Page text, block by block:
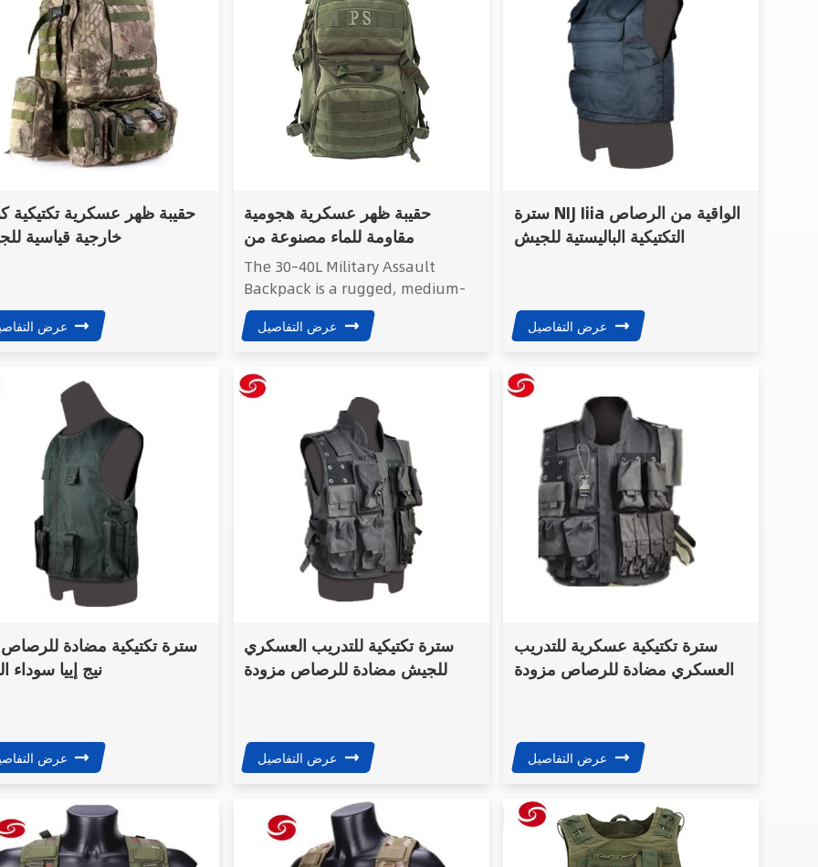
outdoor adventures.
حقيبة ظهر عسكرية تكتيكية
خارجية قياسية
عرض
حقيبة ظهر عسكرية هجومية
مقاومة للماء مصنوعة من
البوليستر 600d، باللون الأخضر
العسكري
The 30–40L Military Assault
Backpack is a rugged, medium-
capacity tactical pack designed
for outdoor adventures,
field applications. Built from
durable 600D polyester with a
water-resistant finish, it
combines practical storage,
ergonomic comfort, and a
modern laser-cut MOLLE system
for modular gear organization.
عرض التفاصيل
سترة NIJ Iiia الواقية من الرصاص
التكتيكية الباليستية للجيش
عرض التفاصيل
سترة تكتيكية مضادة
نيج إييا سوداء
عرض
سترة تكتيكية للتدريب العسكري
للجيش مضادة للرصاص مزودة
عرض التفاصيل
سترة تكتيكية عسكرية للتدريب
العسكري مضادة للرصاص مزودة
عرض التفاصيل